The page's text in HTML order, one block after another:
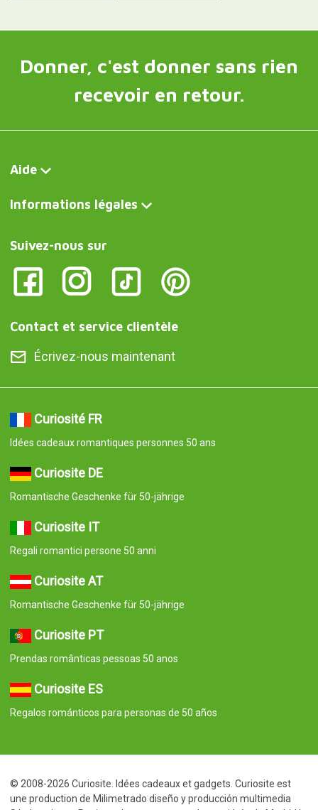
Donner, c'est donner sans rien
recevoir en retour.
Aide
Informations légales
Suivez-nous sur
Contact et service clientèle
Écrivez-nous maintenant
Curiosité FR
Idées cadeaux romantiques personnes 50 ans
Curiosite DE
Romantische Geschenke für 50-jährige
Curiosite IT
Regali romantici persone 50 anni
Curiosite AT
Romantische Geschenke für 50-jährige
Curiosite PT
Prendas românticas pessoas 50 anos
Curiosite ES
Regalos románticos para personas de 50 años
© 2008-2026 Curiosite. Idées cadeaux et gadgets. Curiosite est
une production de Milimetrado diseño y producción multimedia